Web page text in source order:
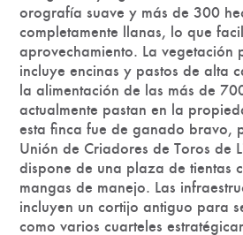
orografía suave y más de 300
completamente llanas, lo que
aprovechamiento. La vegetación
incluye encinas y pastos de alta
la alimentación de las más de
actualmente pastan en la
esta finca fue de ganado bravo,
Unión de Criadores de Toros de
dispone de una plaza de tientas
mangas de manejo. Las
incluyen un cortijo antiguo para
como varios cuarteles